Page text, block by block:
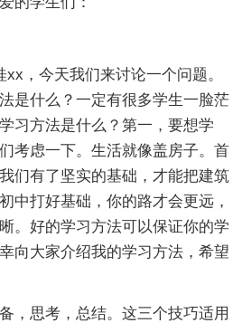
，今天我们来讨论一个问题。
是什么？一定有很多学生一脸茫
习方法是什么？第一，要想学
考虑一下。生活就像盖房子。首
们有了坚实的基础，才能把建筑
中打好基础，你的路才会更远，
。好的学习方法可以保证你的学
向大家介绍我的学习方法，希望
，思考，总结。这三个技巧适用